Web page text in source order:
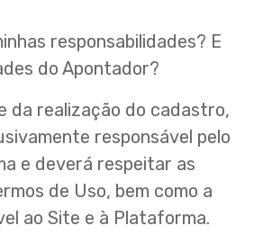
responsabilidades? E
do Apontador?
da realização do cadastro,
responsável pelo
e deverá respeitar as
de Uso, bem como a
ao Site e à Plataforma.